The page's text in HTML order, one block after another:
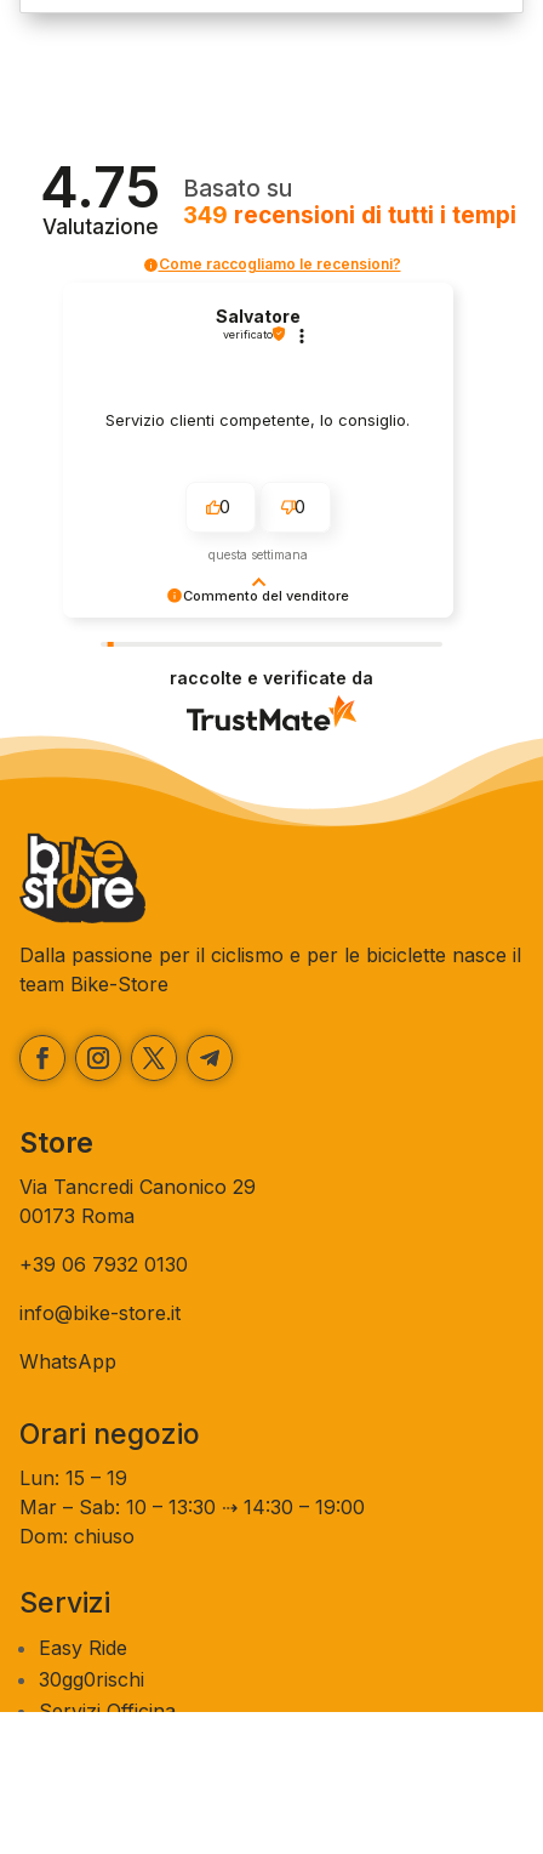
4.75
Valutazione
Basato su
349 recensioni di tutti i tempi
Come raccogliamo le recensioni?
Commento del venditore
fornire il servizio giusto a clienti così fantastici.
Salvatore
verificato
Servizio clienti competente, lo consiglio.
0 0
questa settimana
raccolte e verificate da
Dalla passione per il ciclismo e per le biciclette nasce il
team Bike-Store
Store
Via Tancredi Canonico 29
00173 Roma
+39 06 7932 0130
info@bike-store.it
WhatsApp
Orari negozio
Lun: 15 – 19
Mar – Sab: 10 – 13:30 ⇢ 14:30 – 19:00
Dom: chiuso
Servizi
Easy Ride
30gg0rischi
Servizi Officina